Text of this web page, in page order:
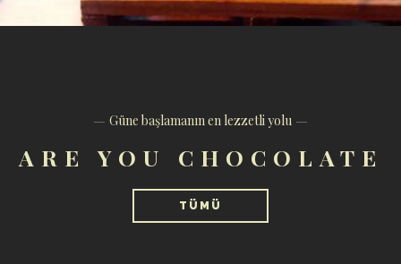
Güne başlamanın en lezzetli yolu
ARE YOU CHOCOLATE
TÜMÜ